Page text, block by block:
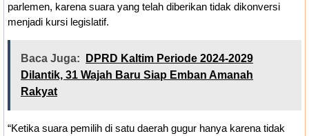
parlemen, karena suara yang telah diberikan tidak dikonversi
menjadi kursi legislatif.
Baca Juga:
DPRD Kaltim Periode 2024-2029
Dilantik, 31 Wajah Baru Siap Emban Amanah
Rakyat
“Ketika suara pemilih di satu daerah gugur hanya karena tidak